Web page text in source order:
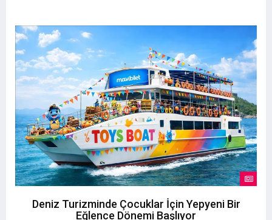
Deniz Turizminde Çocuklar İçin Yepyeni Bir
Eğlence Dönemi Başlıyor